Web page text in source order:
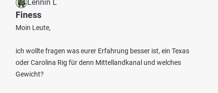
Lennin L
Finess
Moin Leute,
ich wollte fragen was eurer Erfahrung besser ist, ein Texas
oder Carolina Rig für denn Mittellandkanal und welches
Gewicht?